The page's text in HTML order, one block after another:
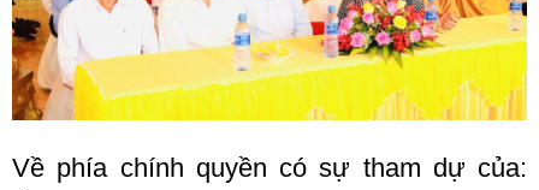
Về phía chính quyền có sự tham dự của: